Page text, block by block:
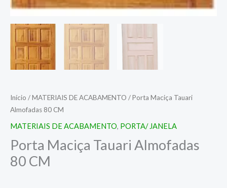
Início /MATERIAIS DE ACABAMENTO / Porta Maciça Tauari
Almofadas 80 CM
MATERIAIS DE ACABAMENTO, PORTA/ JANELA
Porta Maciça Tauari Almofadas
80 CM